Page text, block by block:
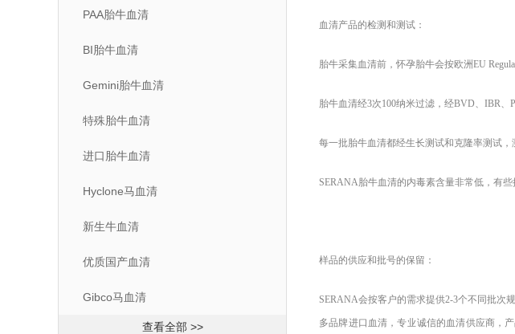
PAA胎牛血清
BI胎牛血清
Gemini胎牛血清
特殊胎牛血清
进口胎牛血清
Hyclone马血清
新生牛血清
优质国产血清
Gibco马血清
查看全部 >>
血清产品的检测和测试：
胎牛采集血清前，怀孕胎牛会按欧洲EU
胎牛血清经3次100纳米过滤，经BVD、IBR、
每一批胎牛血清都经生长测试和克隆率测试，
SERANA胎牛血清的内毒素含量非常低，有些
样品的供应和批号的保留：
SERANA会按客户的需求提供2-3个不同批次
多品牌进口血清，专业诚信的血清供应商，